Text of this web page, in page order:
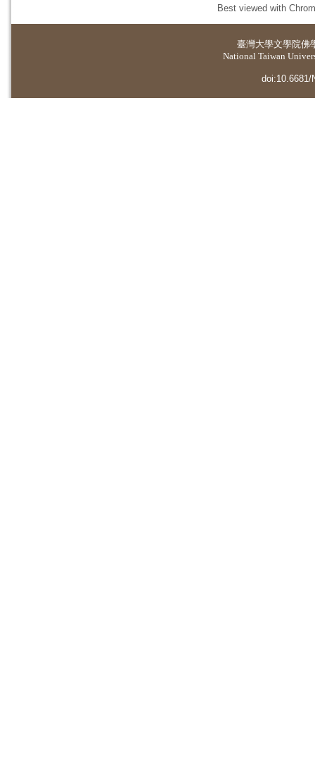
Best viewed with
臺灣大學文學院佛
National Taiwan
doi:10.6681/